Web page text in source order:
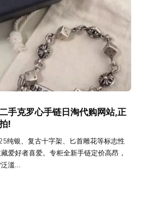
手克罗心手链日淘代购网站,正
!
纯银、复古十字架、匕首雕花等标志性
爱好者喜爱。专柜全新手链定价高昂，
滥...